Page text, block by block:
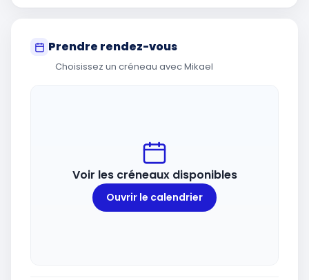
Prendre rendez-vous
Choisissez un créneau avec Mikael
Voir les créneaux disponibles
Ouvrir le calendrier